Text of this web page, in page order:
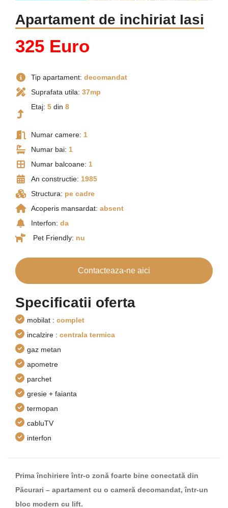
Apartament de inchiriat Iasi
325 Euro
Tip apartament: decomandat
Suprafata utila: 37mp
Etaj: 5din 8
Numar camere: 1
Numar bai: 1
Numar balcoane: 1
An constructie: 1985
Structura: pe cadre
Acoperis mansardat: absent
Interfon: da
Pet Friendly: nu
Contacteaza-ne aici
Specificatii oferta
mobilat : complet
incalzire : centrala termica
gaz metan
apometre
parchet
gresie + faianta
termopan
cabluTV
interfon
Prima închiriere într-o zonă foarte bine conectată din
Păcurari – apartament cu o cameră decomandat, într-un
bloc modern cu lift.